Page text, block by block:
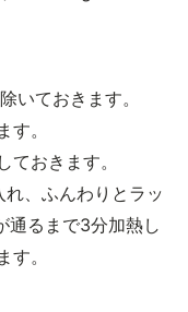
いておきます。
。
おきます。
、ふんわりとラッ
通るまで3分加熱し
。